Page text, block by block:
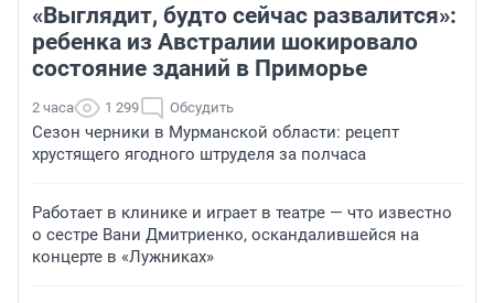
«Выглядит, будто сейчас развалится»:
ребенка из Австралии шокировало
состояние зданий в Приморье
2 часа 1 299 Обсудить
Сезон черники в Мурманской области: рецепт
хрустящего ягодного штруделя за полчаса
Работает в клинике и играет в театре — что известно
о сестре Вани Дмитриенко, оскандалившейся на
концерте в «Лужниках»